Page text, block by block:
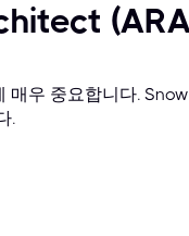
매우 중요합니다.
.